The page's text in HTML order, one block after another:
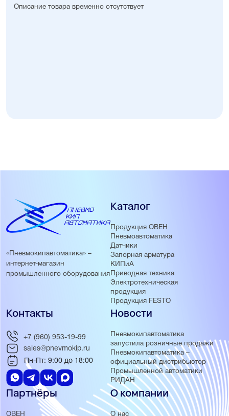
Описание товара временно отсутствует
«Пневмокипавтоматика» –
интернет-магазин
промышленного оборудования
Каталог
Продукция ОВЕН
Пневмоавтоматика
Датчики
Запорная арматура
КИПиА
Приводная техника
Электротехническая
продукция
Продукция FESTO
Новости
Пневмокипавтоматика
запустила розничные продажи
Пневмокипавтоматика –
официальный дистрибьютор
Промышленной автоматики
РИДАН
Партнёры
ОВЕН
О компании
О нас
Контакты
+7 (960) 953-19-99
sales@pnevmokip.ru
Пн-Пт: 9:00 до 18:00